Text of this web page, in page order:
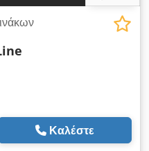
και σφράγισης LISEC DOS-
Καλέστε